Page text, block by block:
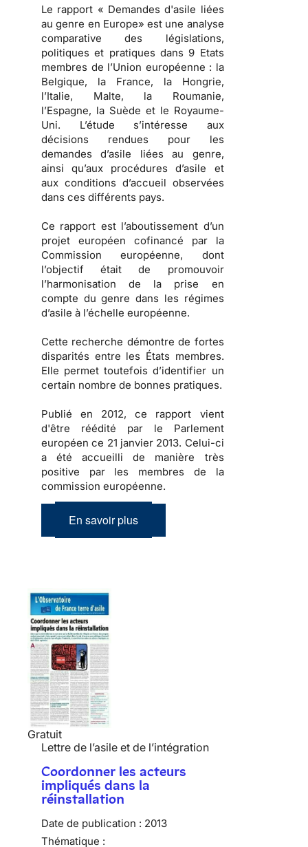
Le rapport « Demandes d'asile liées
au genre en Europe» est une analyse
comparative des législations,
politiques et pratiques dans 9 Etats
membres de l’Union européenne : la
Belgique, la France, la Hongrie,
l’Italie, Malte, la Roumanie,
l’Espagne, la Suède et le Royaume-
Uni. L’étude s’intéresse aux
décisions rendues pour les
demandes d’asile liées au genre,
ainsi qu’aux procédures d’asile et
aux conditions d’accueil observées
dans ces différents pays.
Ce rapport est l’aboutissement d’un
projet européen cofinancé par la
Commission européenne, dont
l’objectif était de promouvoir
l’harmonisation de la prise en
compte du genre dans les régimes
d’asile à l’échelle européenne.
Cette recherche démontre de fortes
disparités entre les États membres.
Elle permet toutefois d’identifier un
certain nombre de bonnes pratiques.
Publié en 2012, ce rapport vient
d'être réédité par le Parlement
européen ce 21 janvier 2013. Celui-ci
a été accueilli de manière très
positive par les membres de la
commission européenne.
En savoir plus
Gratuit
Lettre de l’asile et de l’intégration
Coordonner les acteurs
impliqués dans la
réinstallation
Date de publication : 2013
Thématique :